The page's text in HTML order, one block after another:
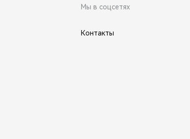
Мы в соцсетях
Контакты